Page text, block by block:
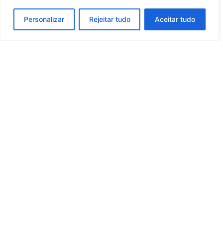
Personalizar Rejeitar tudo Aceitar tudo